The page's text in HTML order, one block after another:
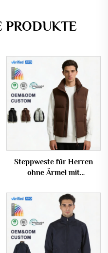
PRODUKTE
Steppweste für Herren
ohne Ärmel mit
winddicht, OEM